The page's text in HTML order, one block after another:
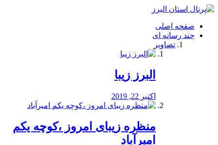
فصد
شرق
تهران
خشکشویی
صفحه اصلی
چند رسانه ای
تصاویر
البرز زیبا
اکتبر 22, 2019
منظره‌‌ زیبای امروز ،کوچه یکم
امیرآباد